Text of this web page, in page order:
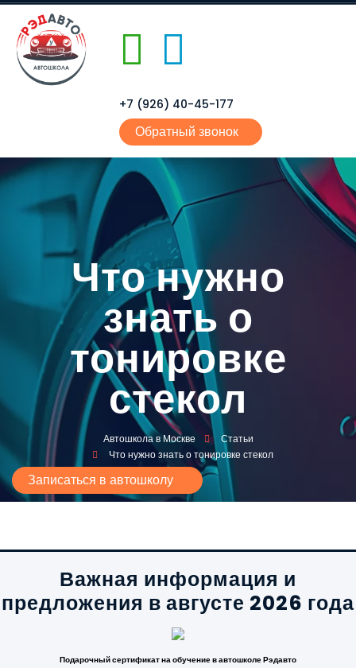
+7 (926) 40-45-177
Обратный звонок
Что нужно
знать о
тонировке
стекол
Автошкола в Москве
Статьи
Что нужно знать о тонировке стекол
Записаться в автошколу
Важная информация и
предложения в августе 2026 года
Подарочный сертификат на обучение в автошколе Рэдавто